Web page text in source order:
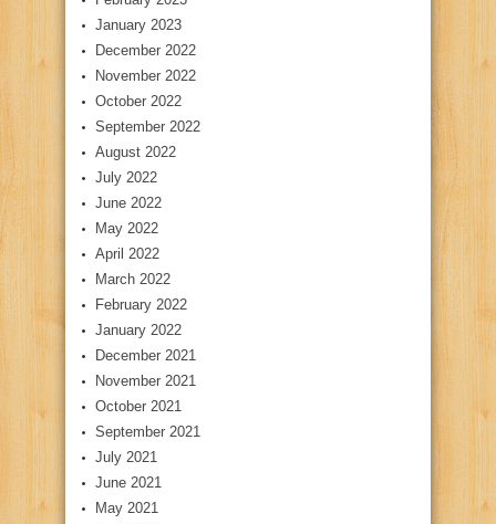
January 2023
December 2022
November 2022
October 2022
September 2022
August 2022
July 2022
June 2022
May 2022
April 2022
March 2022
February 2022
January 2022
December 2021
November 2021
October 2021
September 2021
July 2021
June 2021
May 2021